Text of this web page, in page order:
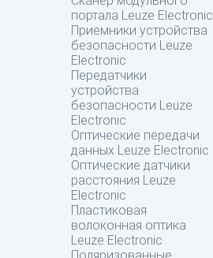
портала Leuze Electronic
Приемники устройства
безопасности Leuze
Electronic
Передатчики
устройства
безопасности Leuze
Electronic
Оптические передачи
данных Leuze Electronic
Оптические датчики
расстояния Leuze
Electronic
Пластиковая
волоконная оптика
Leuze Electronic